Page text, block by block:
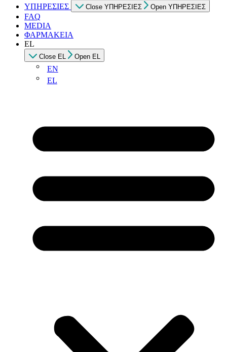
ΥΠΗΡΕΣΙΕΣ Close ΥΠΗΡΕΣΙΕΣ Open ΥΠΗΡΕΣΙΕΣ
FAQ
MEDIA
ΦΑΡΜΑΚΕΙΑ
EL
Close EL Open EL
EN
EL